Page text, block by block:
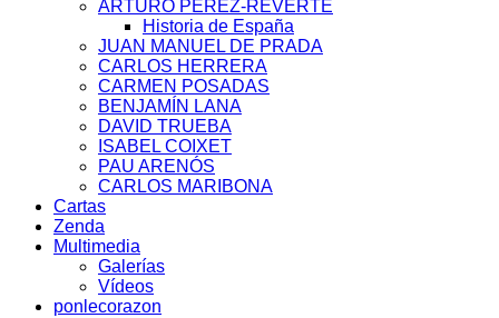
ARTURO PÉREZ-REVERTE
Historia de España
JUAN MANUEL DE PRADA
CARLOS HERRERA
CARMEN POSADAS
BENJAMÍN LANA
DAVID TRUEBA
ISABEL COIXET
PAU ARENÓS
CARLOS MARIBONA
Cartas
Zenda
Multimedia
Galerías
Vídeos
ponlecorazon